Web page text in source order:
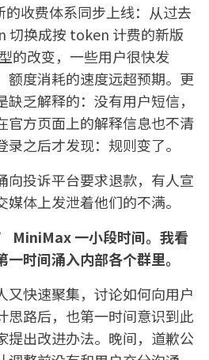
的收费体系同步上线：从过去
切换成按 token 计费的新版
的改变，一些用户很快发
额度消耗的速度远超预期。更
乏解释的：没有用户短信，
官方页面上的解释信息也不清
之后才发现：规则变了。
向投诉平台要求退款，有人宣
体上发泄着他们的不满。
MiniMax 一小段时间。我看
时间涌入内部各个群里。
又快速聚集，讨论如何向用户
思路后，也第一时间意识到此
提出改进办法。晚间，道歉公